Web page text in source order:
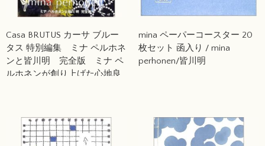
Casa BRUTUS カーサ ブルー
タス 特別編集 ミナ ペルホネ
ンと皆川明 完全版 ミナ ペ
ルホネンが創り上げた心地良
mina ペーパーコースター 20
枚セット 函入り / mina
perhonen/皆川明